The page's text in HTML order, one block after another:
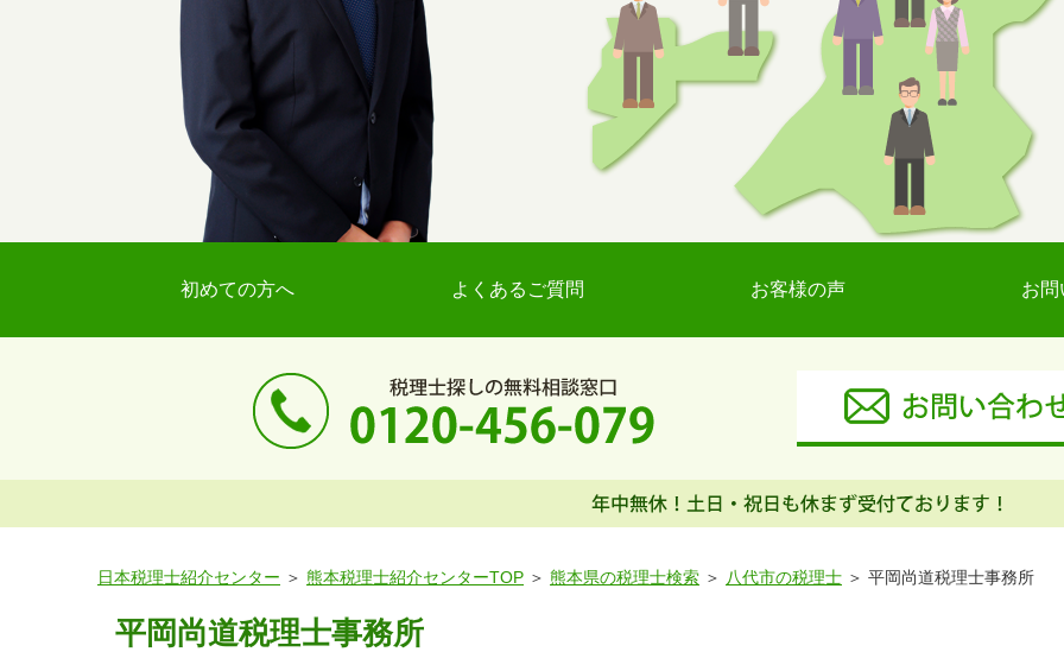
初めての方へ よくあるご質問 お客様の声 お問
日本税理士紹介センター 熊本税理士紹介センターTOP 熊本県の税理士検索 八代市の税理士 平岡尚道税理士事務所
平岡尚道税理士事務所